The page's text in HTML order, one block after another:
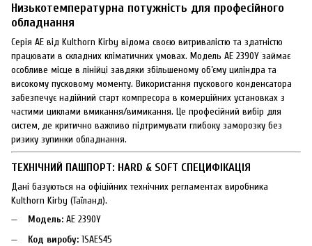
Низькотемпературна потужність для професійного
обладнання
Серія AE від Kulthorn Kirby відома своєю витривалістю та здатністю
працювати в складних кліматичних умовах. Модель AE 2390Y займає
особливе місце в лінійці завдяки збільшеному об’єму циліндра та
високому пусковому моменту. Використання пускового конденсатора
забезпечує надійний старт компресора в комерційних установках з
частими циклами вмикання/вимикання. Це професійний вибір для
систем, де критично важливо підтримувати глибоку заморозку без
ризику зупинки обладнання.
ТЕХНІЧНИЙ ПАШПОРТ: HARD & SOFT СПЕЦИФІКАЦІЯ
Дані базуються на офіційних технічних регламентах виробника
Kulthorn Kirby (Таїланд).
Модель: AE 2390Y
Код виробу: 1SAES45